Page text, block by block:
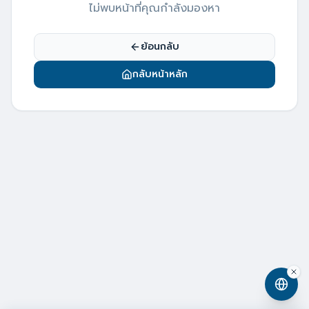
ไม่พบหน้าที่คุณกำลังมองหา
ย้อนกลับ
กลับหน้าหลัก